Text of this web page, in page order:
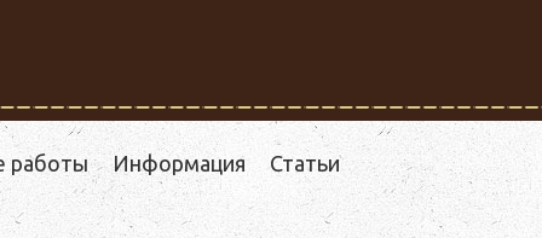
работы Информация Статьи